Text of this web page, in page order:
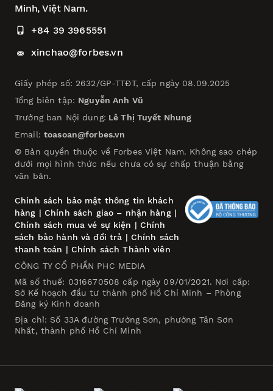
Minh, Việt Nam.
+84 39 3965551
xinchao@forbes.vn
Giấy phép số: 2632/GP-TTĐT, cấp ngày 08.09.2025
Tổng biên tập: Nguyễn Anh Vũ
Trưởng ban Nội dung: Lê Thị Tuyết Nhung
Email: toasoan@forbes.vn
© Bản quyền thuộc về Forbes Việt Nam. Không sao chép
dưới mọi hình thức nếu chưa có sự chấp thuận bằng
văn bản.
Chính sách bảo mật thông tin khách
hàng | Chính sách giao – nhận hàng|
Chính sách mua vé sự kiện | Chính
sách bảo hành và đổi trả | Chính sách
thanh toán | Chính sách Thành viên
CÔNG TY CỔ PHẦN PHC MEDIA
Mã số thuế: 0316670508 cấp ngày 09/01/2021. Nơi cấp:
Sở Kế hoạch đầu tư thành phố Hồ Chí Minh – Phòng
Đăng ký Kinh doanh
Địa chỉ: Số 33A đường Trường Sơn, phường Tân Sơn
Nhất, thành phố Hồ Chí Minh